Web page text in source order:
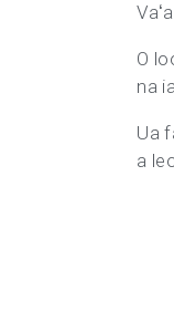
O
na
Ua
a